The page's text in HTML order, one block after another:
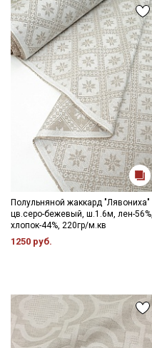
Полульняной жаккард "Лявониха"
цв.серо-бежевый, ш.1.6м, лен-56%,
хлопок-44%, 220гр/м.кв
1250 руб.